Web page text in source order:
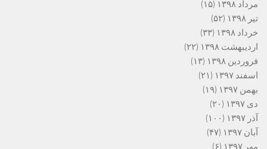
مرداد ۱۳۹۸
(۱۵)
تیر ۱۳۹۸
(۵۲)
خرداد ۱۳۹۸
(۳۳)
اردیبهشت ۱۳۹۸
(۲۲)
فروردین ۱۳۹۸
(۱۳)
اسفند ۱۳۹۷
(۲۱)
بهمن ۱۳۹۷
(۱۹)
دی ۱۳۹۷
(۲۰)
آذر ۱۳۹۷
(۱۰۰)
آبان ۱۳۹۷
(۴۷)
مهر ۱۳۹۷
(۶)